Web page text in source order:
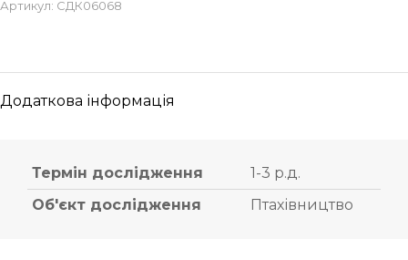
Артикул: СДК06068
Додаткова інформація
Термін дослідження
1-3 р.д.
Об'єкт дослідження
Птахівництво